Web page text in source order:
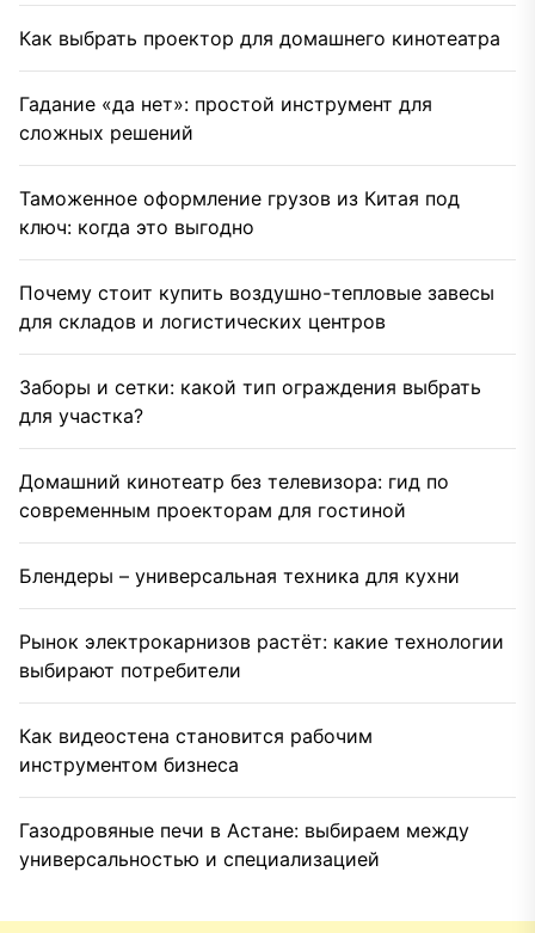
Как выбрать проектор для домашнего кинотеатра
Гадание «да нет»: простой инструмент для
сложных решений
Таможенное оформление грузов из Китая под
ключ: когда это выгодно
Почему стоит купить воздушно-тепловые завесы
для складов и логистических центров
Заборы и сетки: какой тип ограждения выбрать
для участка?
Домашний кинотеатр без телевизора: гид по
современным проекторам для гостиной
Блендеры – универсальная техника для кухни
Рынок электрокарнизов растёт: какие технологии
выбирают потребители
Как видеостена становится рабочим
инструментом бизнеса
Газодровяные печи в Астане: выбираем между
универсальностью и специализацией